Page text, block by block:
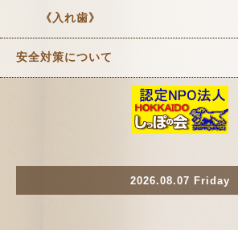
《入れ歯》
安全対策について
2026.08.07 Friday